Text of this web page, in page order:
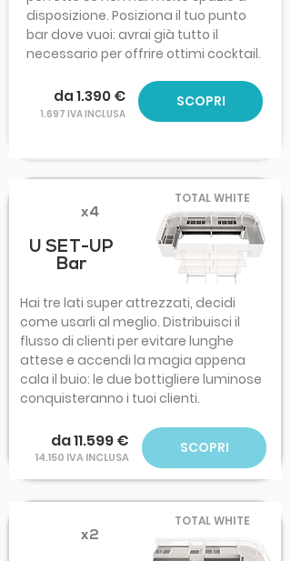
disposizione. Posiziona il tuo punto
bar dove vuoi: avrai già tutto il
necessario per offrire ottimi cocktail.
da 1.390 €
1.697 IVA INCLUSA
SCOPRI
x4
U SET-UP
Bar
TOTAL WHITE
Hai tre lati super attrezzati, decidi
come usarli al meglio. Distribuisci il
flusso di clienti per evitare lunghe
attese e accendi la magia appena
cala il buio: le due bottigliere luminose
conquisteranno i tuoi clienti.
da 11.599 €
14.150 IVA INCLUSA
SCOPRI
x2
TOTAL WHITE